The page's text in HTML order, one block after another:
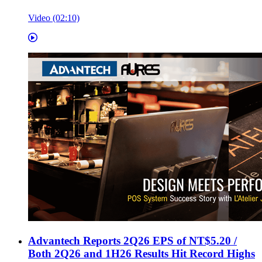
Video (02:10)
Advantech Reports 2Q26 EPS of NT$5.20 /
Both 2Q26 and 1H26 Results Hit Record Highs